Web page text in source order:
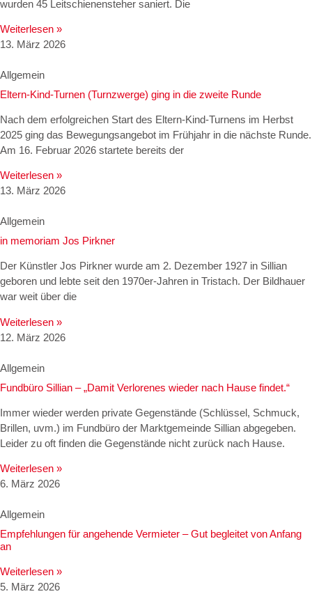
wurden 45 Leitschienensteher saniert. Die
Weiterlesen »
13. März 2026
Allgemein
Eltern-Kind-Turnen (Turnzwerge) ging in die zweite Runde
Nach dem erfolgreichen Start des Eltern-Kind-Turnens im Herbst
2025 ging das Bewegungsangebot im Frühjahr in die nächste Runde.
Am 16. Februar 2026 startete bereits der
Weiterlesen »
13. März 2026
Allgemein
in memoriam Jos Pirkner
Der Künstler Jos Pirkner wurde am 2. Dezember 1927 in Sillian
geboren und lebte seit den 1970er-Jahren in Tristach. Der Bildhauer
war weit über die
Weiterlesen »
12. März 2026
Allgemein
Fundbüro Sillian – „Damit Verlorenes wieder nach Hause findet.“
Immer wieder werden private Gegenstände (Schlüssel, Schmuck,
Brillen, uvm.) im Fundbüro der Marktgemeinde Sillian abgegeben.
Leider zu oft finden die Gegenstände nicht zurück nach Hause.
Weiterlesen »
6. März 2026
Allgemein
Empfehlungen für angehende Vermieter – Gut begleitet von Anfang
an
Weiterlesen »
5. März 2026